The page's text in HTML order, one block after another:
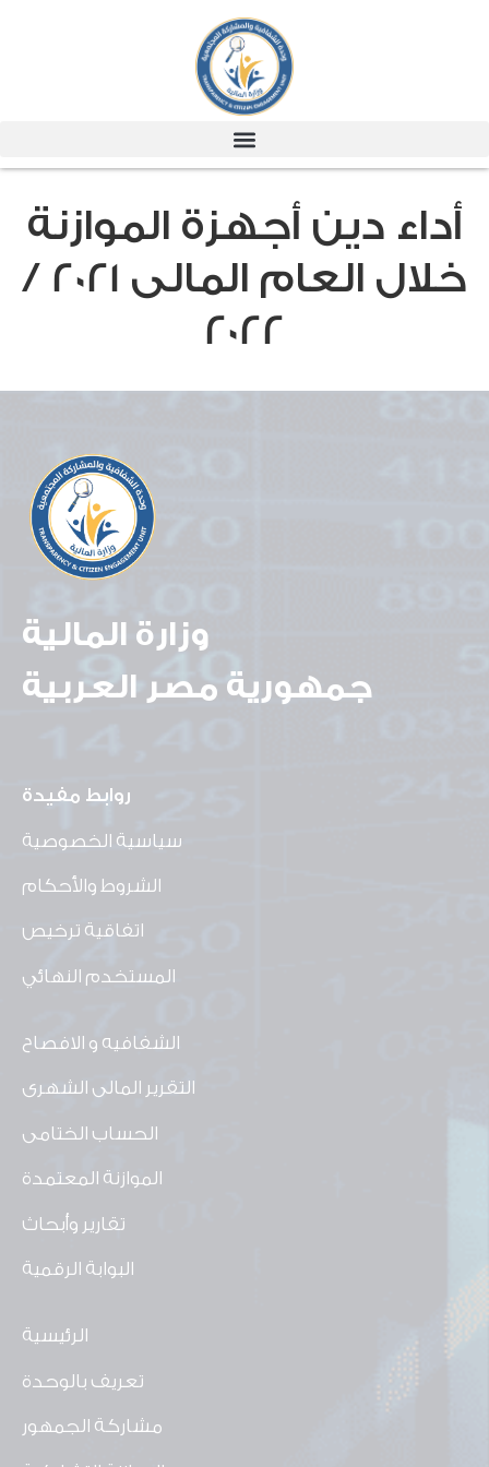
أداء دين أجهزة الموازنة
خلال العام المالى 2021 /
2022
وزارة المالية
جمهورية مصر العربية
روابط مفيدة
سياسية الخصوصية
الشروط والأحكام
اتفاقية ترخيص
المستخدم النهائي
الشفافيه و الافصاح
التقرير المالى الشهرى
الحساب الختامى
الموازنة المعتمدة
تقارير وأبحاث
البوابة الرقمية
الرئيسية
تعريف بالوحدة
مشاركة الجمهور